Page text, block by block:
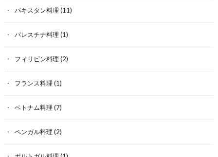
パキスタン料理 (11)
パレスチナ料理 (1)
フィリピン料理 (2)
フランス料理 (1)
ベトナム料理 (7)
ベンガル料理 (2)